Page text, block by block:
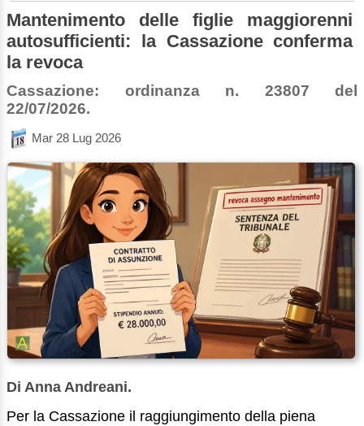
Mantenimento delle figlie maggiorenni
autosufficienti: la Cassazione conferma
la revoca
Cassazione: ordinanza n. 23807 del
22/07/2026.
Mar 28 Lug 2026
Di Anna Andreani.
Per la Cassazione il raggiungimento della piena